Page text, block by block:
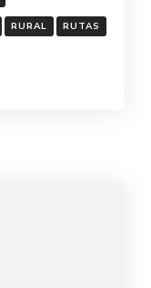
RURAL RUTAS